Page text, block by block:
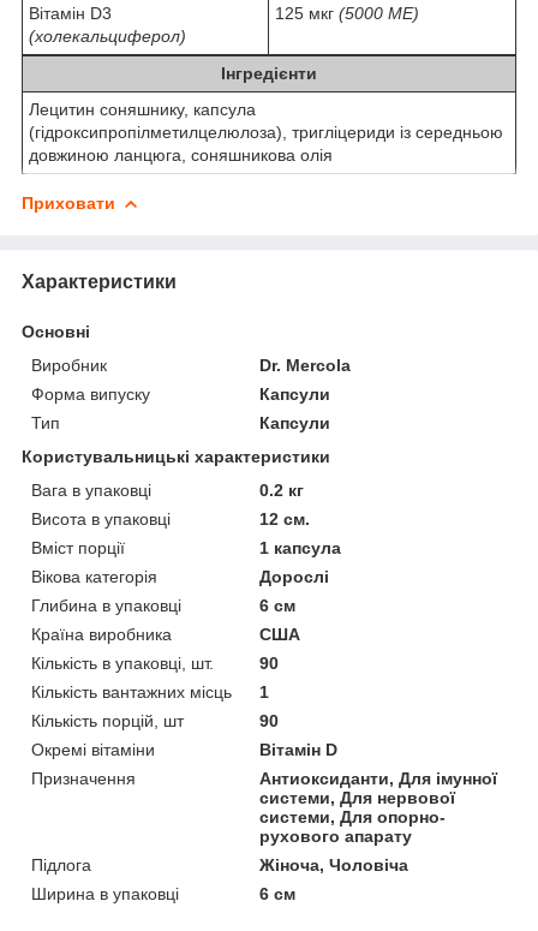
Вітамін D3
(холекальциферол)
125 мкг (5000 МЕ)
Інгредієнти
Лецитин соняшнику, капсула
(гідроксипропілметилцелюлоза), тригліцериди із середньою
довжиною ланцюга, соняшникова олія
Приховати
Характеристики
Основні
Виробник
Dr. Mercola
Форма випуску
Капсули
Тип
Капсули
Користувальницькі характеристики
Вага в упаковці
0.2 кг
Висота в упаковці
12 см.
Вміст порції
1 капсула
Вікова категорія
Дорослі
Глибина в упаковці
6 см
Країна виробника
США
Кількість в упаковці, шт.
90
Кількість вантажних місць
1
Кількість порцій, шт
90
Окремі вітаміни
Вітамін D
Призначення
Антиоксиданти, Для імунної
системи, Для нервової
системи, Для опорно-
рухового апарату
Підлога
Жіноча, Чоловіча
Ширина в упаковці
6 см